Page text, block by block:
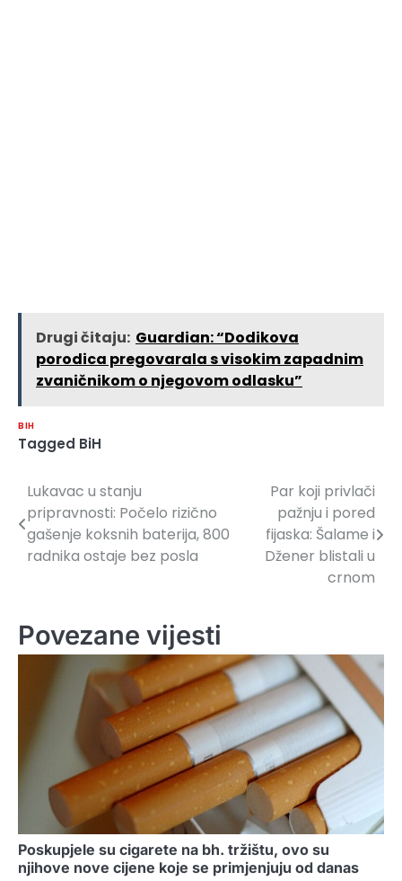
Drugi čitaju: Guardian: “Dodikova
porodica pregovarala s visokim zapadnim
zvaničnikom o njegovom odlasku”
BIH
Tagged BiH
Navigacija
članaka
Lukavac u stanju
pripravnosti: Počelo rizično
gašenje koksnih baterija, 800
radnika ostaje bez posla
Par koji privlači
pažnju i pored
fijaska: Šalame i
Džener blistali u
crnom
Povezane vijesti
Poskupjele su cigarete na bh. tržištu, ovo su
njihove nove cijene koje se primjenjuju od danas